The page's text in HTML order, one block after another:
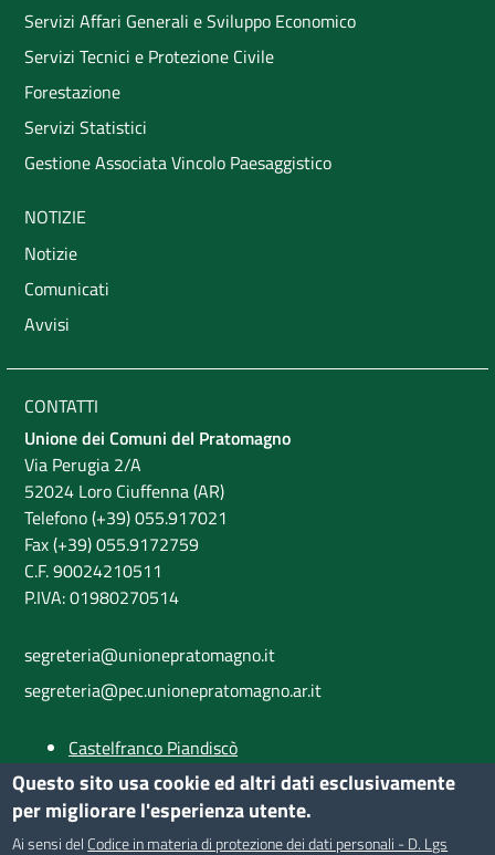
Servizi Affari Generali e Sviluppo Economico
Servizi Tecnici e Protezione Civile
Forestazione
Servizi Statistici
Gestione Associata Vincolo Paesaggistico
NOTIZIE
Notizie
Comunicati
Avvisi
CONTATTI
Unione dei Comuni del Pratomagno
Via Perugia 2/A
52024 Loro Ciuffenna (AR)
Telefono (+39) 055.917021
Fax (+39) 055.9172759
C.F. 90024210511
P.IVA: 01980270514
segreteria@unionepratomagno.it
segreteria@pec.unionepratomagno.ar.it
Castelfranco Piandiscò
Castiglion Fibocchi
Loro Ciuffenna
Provincia di Arezzo
Questo sito usa cookie ed altri dati esclusivamente
per migliorare l'esperienza utente.
Ai sensi del Codice in materia di protezione dei dati personali - D. Lgs